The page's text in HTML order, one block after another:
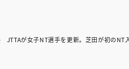
JTTAが女子NT選手を更新。芝田が初のNT